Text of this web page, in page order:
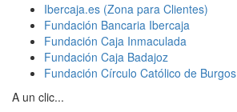
Ibercaja.es (Zona para Clientes)
Fundación Bancaria Ibercaja
Fundación Caja Inmaculada
Fundación Caja Badajoz
Fundación Círculo Católico de Burgos
A un clic...